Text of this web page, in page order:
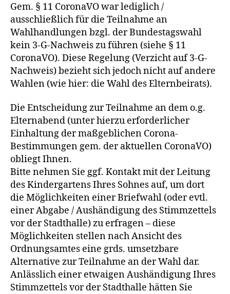
Gem. § 11 CoronaVO war lediglich /
ausschließlich für die Teilnahme an
Wahlhandlungen bzgl. der Bundestagswahl
kein 3-G-Nachweis zu führen (siehe § 11
CoronaVO). Diese Regelung (Verzicht auf 3-G-
Nachweis) bezieht sich jedoch nicht auf andere
Wahlen (wie hier: die Wahl des Elternbeirats).
Die Entscheidung zur Teilnahme an dem o.g.
Elternabend (unter hierzu erforderlicher
Einhaltung der maßgeblichen Corona-
Bestimmungen gem. der aktuellen CoronaVO)
obliegt Ihnen.
Bitte nehmen Sie ggf. Kontakt mit der Leitung
des Kindergartens Ihres Sohnes auf, um dort
die Möglichkeiten einer Briefwahl (oder evtl.
einer Abgabe / Aushändigung des Stimmzettels
vor der Stadthalle) zu erfragen – diese
Möglichkeiten stellen nach Ansicht des
Ordnungsamtes eine grds. umsetzbare
Alternative zur Teilnahme an der Wahl dar.
Anlässlich einer etwaigen Aushändigung Ihres
Stimmzettels vor der Stadthalle hätten Sie